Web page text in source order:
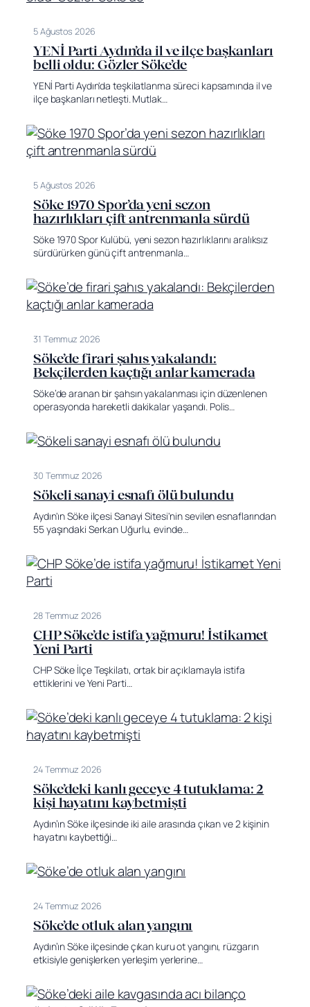
5 Ağustos 2026
YENİ Parti Aydın’da il ve ilçe başkanları
belli oldu: Gözler Söke’de
YENİ Parti Aydın'da teşkilatlanma süreci kapsamında il ve
ilçe başkanları netleşti. Mutlak…
5 Ağustos 2026
Söke 1970 Spor’da yeni sezon
hazırlıkları çift antrenmanla sürdü
Söke 1970 Spor Kulübü, yeni sezon hazırlıklarını aralıksız
sürdürürken günü çift antrenmanla…
31 Temmuz 2026
Söke’de firari şahıs yakalandı:
Bekçilerden kaçtığı anlar kamerada
Söke’de aranan bir şahsın yakalanması için düzenlenen
operasyonda hareketli dakikalar yaşandı. Polis…
30 Temmuz 2026
Sökeli sanayi esnafı ölü bulundu
Aydın'ın Söke ilçesi Sanayi Sitesi'nin sevilen esnaflarından
55 yaşındaki Serkan Uğurlu, evinde…
28 Temmuz 2026
CHP Söke’de istifa yağmuru! İstikamet
Yeni Parti
CHP Söke İlçe Teşkilatı, ortak bir açıklamayla istifa
ettiklerini ve Yeni Parti…
24 Temmuz 2026
Söke’deki kanlı geceye 4 tutuklama: 2
kişi hayatını kaybetmişti
Aydın’ın Söke ilçesinde iki aile arasında çıkan ve 2 kişinin
hayatını kaybettiği…
24 Temmuz 2026
Söke’de otluk alan yangını
Aydın’ın Söke ilçesinde çıkan kuru ot yangını, rüzgarın
etkisiyle genişlerken yerleşim yerlerine…